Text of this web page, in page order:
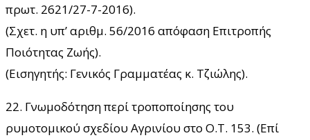
πρωτ. 2621/27-7-2016).
(Σχετ. η υπ’ αριθμ. 56/2016 απόφαση Επιτροπής
Ποιότητας Ζωής).
(Εισηγητής: Γενικός Γραμματέας κ. Τζιώλης).
22. Γνωμοδότηση περί τροποποίησης του
ρυμοτομικού σχεδίου Αγρινίου στο Ο.Τ. 153. (Επί